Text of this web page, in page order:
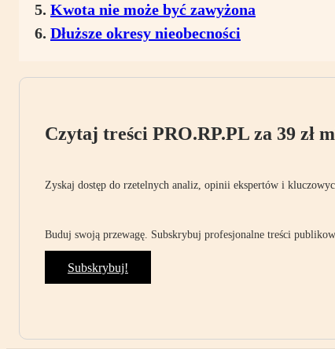
Kwota nie może być zawyżona
Dłuższe okresy nieobecności
Czytaj treści PRO.RP.PL za 39 zł
Zyskaj dostęp do rzetelnych analiz, opinii ekspertów i
Buduj swoją przewagę. Subskrybuj profesjonalne treści
Subskrybuj!